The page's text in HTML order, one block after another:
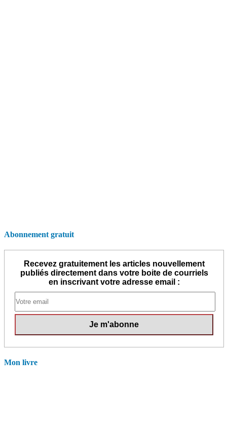
Abonnement gratuit
Recevez gratuitement les articles nouvellement
publiés directement dans votre boite de courriels
en inscrivant votre adresse email :
Mon livre